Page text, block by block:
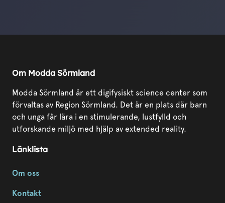
Om Modda Sörmland
Modda Sörmland är ett digifysiskt science center som
förvaltas av Region Sörmland. Det är en plats där barn
och unga får lära i en stimulerande, lustfylld och
utforskande miljö med hjälp av extended reality.
Länklista
Om oss
Kontakt